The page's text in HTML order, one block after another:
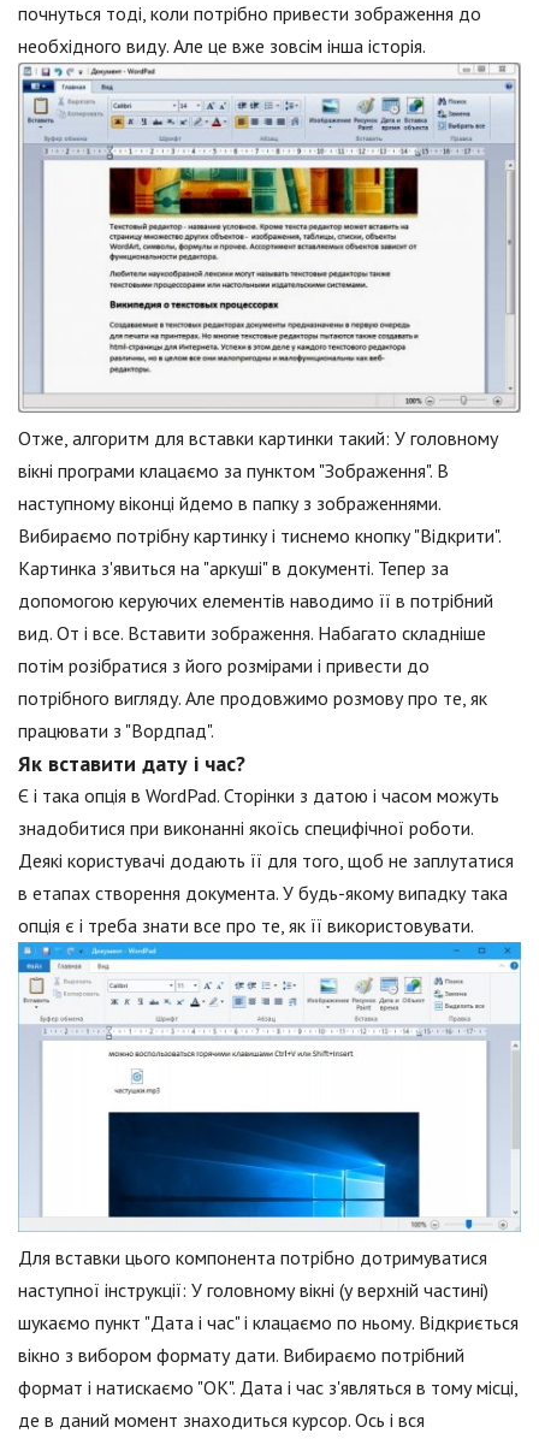
почнуться тоді, коли потрібно привести зображення до
необхідного виду. Але це вже зовсім інша історія.
Отже, алгоритм для вставки картинки такий: У головному
вікні програми клацаємо за пунктом "Зображення". В
наступному віконці йдемо в папку з зображеннями.
Вибираємо потрібну картинку і тиснемо кнопку "Відкрити".
Картинка з'явиться на "аркуші" в документі. Тепер за
допомогою керуючих елементів наводимо її в потрібний
вид. От і все. Вставити зображення. Набагато складніше
потім розібратися з його розмірами і привести до
потрібного вигляду. Але продовжимо розмову про те, як
працювати з "Вордпад".
Як вставити дату і час?
Є і така опція в WordPad. Сторінки з датою і часом можуть
знадобитися при виконанні якоїсь специфічної роботи.
Деякі користувачі додають її для того, щоб не заплутатися
в етапах створення документа. У будь-якому випадку така
опція є і треба знати все про те, як її використовувати.
Для вставки цього компонента потрібно дотримуватися
наступної інструкції: У головному вікні (у верхній частині)
шукаємо пункт "Дата і час" і клацаємо по ньому. Відкриється
вікно з вибором формату дати. Вибираємо потрібний
формат і натискаємо "ОК". Дата і час з'являться в тому місці,
де в даний момент знаходиться курсор. Ось і вся